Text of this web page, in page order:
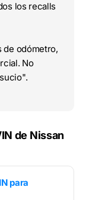
los recalls
de odómetro,
No
de Nissan
para